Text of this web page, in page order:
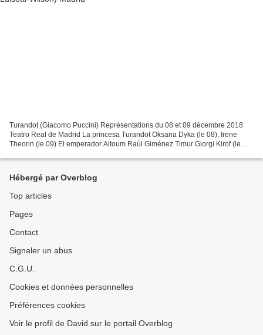
Turandot (Giacomo Puccini) Représentations du 08 et 09 décembre 2018
Teatro Real de Madrid La princesa Turandot Oksana Dyka (le 08), Irene
Theorin (le 09) El emperador Altoum Raúl Giménez Timur Giorgi Kirof (le
Hébergé par Overblog
Top articles
Pages
Contact
Signaler un abus
C.G.U.
Cookies et données personnelles
Préférences cookies
Voir le profil de David sur le portail Overblog